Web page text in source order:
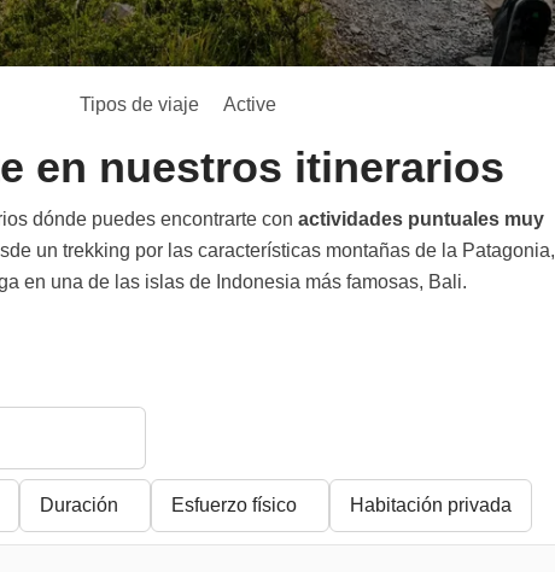
Tipos de viaje Active
en nuestros itinerarios
dónde puedes encontrarte con actividades puntuales muy
un trekking por las características montañas de la Patagonia,
en una de las islas de Indonesia más famosas, Bali.
Duración Esfuerzo físico Habitación privada